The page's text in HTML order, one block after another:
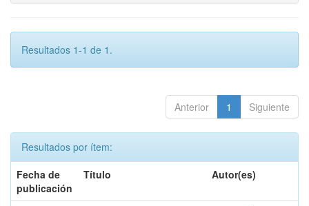
Resultados 1-1 de 1.
Anterior 1 Siguiente
Resultados por ítem:
Fecha de
publicación
Título Autor(es)